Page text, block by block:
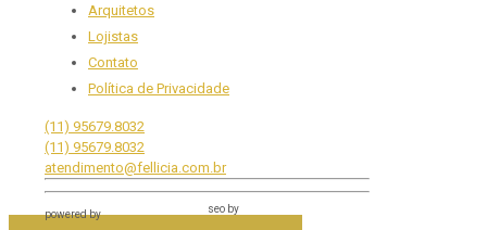
Arquitetos
Lojistas
Contato
Política de Privacidade
(11) 95679.8032
(11) 95679.8032
atendimento@fellicia.com.br
powered by seo by